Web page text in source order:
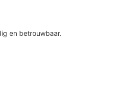
en betrouwbaar.